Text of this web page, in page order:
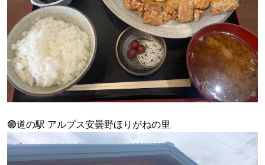
🟢道の駅 アルプス安曇野ほりがねの里